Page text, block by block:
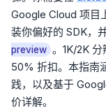
Google Cloud 项目
装你偏好的 SDK，
preview 。1K/2K
50% 折扣。本指南
践，以及基于
价详解。